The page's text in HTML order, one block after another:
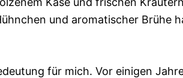
und aromatischer Brühe
für mich. Vor einigen